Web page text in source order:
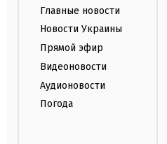
Главные новости
Новости Украины
Прямой эфир
Видеоновости
Аудионовости
Погода